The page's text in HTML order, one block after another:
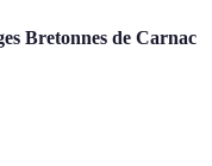
Bretonnes de Carnac